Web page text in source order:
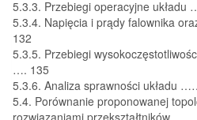
5.3.3. Przebiegi operacyjne
5.3.4. Napięcia i prądy falownika
132
5.3.5. Przebiegi
…. 135
5.3.6. Analiza sprawności układu
5.4. Porównanie proponowanej
rozwiązaniami przekształtników